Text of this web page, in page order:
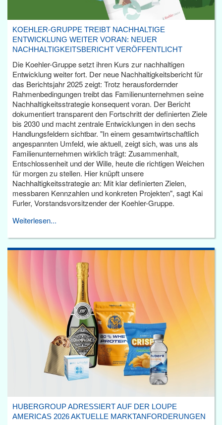
KOEHLER-GRUPPE TREIBT NACHHALTIGE
ENTWICKLUNG WEITER VORAN: NEUER
NACHHALTIGKEITSBERICHT VERÖFFENTLICHT
Die Koehler-Gruppe setzt ihren Kurs zur nachhaltigen
Entwicklung weiter fort. Der neue Nachhaltigkeitsbericht für
das Berichtsjahr 2025 zeigt: Trotz herausfordernder
Rahmenbedingungen treibt das Familienunternehmen seine
Nachhaltigkeitsstrategie konsequent voran. Der Bericht
dokumentiert transparent den Fortschritt der definierten Ziele
bis 2030 und macht zentrale Entwicklungen in den sechs
Handlungsfeldern sichtbar. "In einem gesamtwirtschaftlich
angespannten Umfeld, wie aktuell, zeigt sich, was uns als
Familienunternehmen wirklich trägt: Zusammenhalt,
Entschlossenheit und der Wille, heute die richtigen Weichen
für morgen zu stellen. Hier knüpft unsere
Nachhaltigkeitsstrategie an: Mit klar definierten Zielen,
messbaren Kennzahlen und konkreten Projekten", sagt Kai
Furler, Vorstandsvorsitzender der Koehler-Gruppe.
Weiterlesen...
HUBERGROUP ADRESSIERT AUF DER LOUPE
AMERICAS 2026 AKTUELLE MARKTANFORDERUNGEN